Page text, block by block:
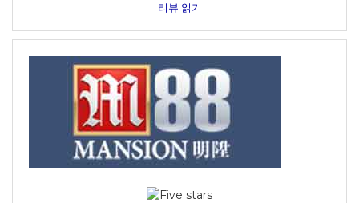
리뷰 읽기